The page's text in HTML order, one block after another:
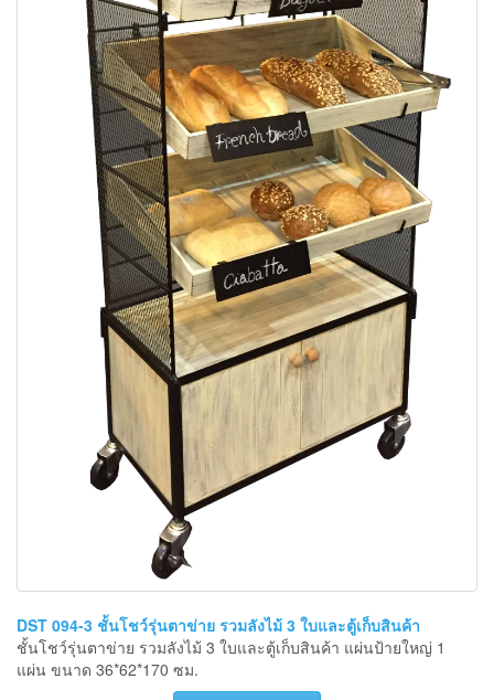
DST 094-3 ชั้นโชว์รุ่นตาข่าย รวมลังไม้ 3 ใบและตู้เก็บสินค้า
ชั้นโชว์รุ่นตาข่าย รวมลังไม้ 3 ใบและตู้เก็บสินค้า แผ่นป้ายใหญ่ 1
แผ่น ขนาด 36*62*170 ซม.